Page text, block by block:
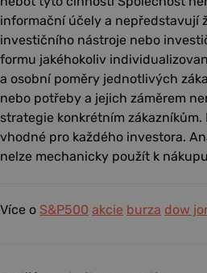
informační účely a nepředstavují
investičního nástroje nebo
formu jakéhokoliv
a osobní poměry jednotlivých
nebo potřeby a jejich záměrem
strategie konkrétním
vhodné pro každého investora.
nelze mechanicky použít k
Více o S&P500 akcie burza dow